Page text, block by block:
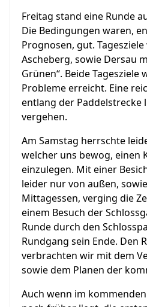
Freitag stand eine Runde
Die Bedingungen waren,
Prognosen, gut.
Ascheberg, sowie Dersau
Grünen“. Beide Tagesziele
Probleme erreicht. Eine
entlang der Paddelstrecke
vergehen.
Am Samstag herrschte
welcher uns bewog, einen
einzulegen. Mit einer
leider nur von außen,
Mittagessen, verging die
einem Besuch der
Runde durch den
Rundgang sein Ende. Den
verbrachten wir mit dem
sowie dem Planen der
Auch wenn im